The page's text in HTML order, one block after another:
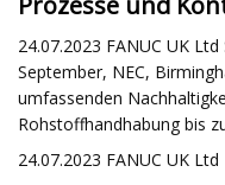
24.07.2023 FANUC UK
September, NEC,
umfassenden
Rohstoffhandhabung bis
24.07.2023 FANUC UK Ltd